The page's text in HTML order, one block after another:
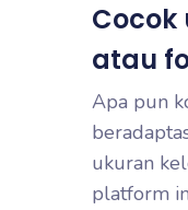
Cocok
atau
Apa pun
ukuran
platform